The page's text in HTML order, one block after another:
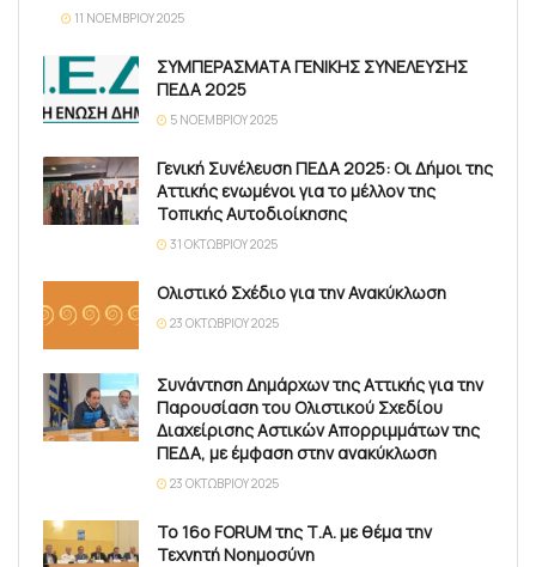
11 ΝΟΕΜΒΡΊΟΥ 2025
ΣΥΜΠΕΡΑΣΜΑΤΑ ΓΕΝΙΚΗΣ ΣΥΝΕΛΕΥΣΗΣ
ΠΕΔΑ 2025
5 ΝΟΕΜΒΡΊΟΥ 2025
Γενική Συνέλευση ΠΕΔΑ 2025: Οι Δήμοι της
Αττικής ενωμένοι για το μέλλον της
Τοπικής Αυτοδιοίκησης
31 ΟΚΤΩΒΡΊΟΥ 2025
Ολιστικό Σχέδιο για την Ανακύκλωση
23 ΟΚΤΩΒΡΊΟΥ 2025
Συνάντηση Δημάρχων της Αττικής για την
Παρουσίαση του Ολιστικού Σχεδίου
Διαχείρισης Αστικών Απορριμμάτων της
ΠΕΔΑ, με έμφαση στην ανακύκλωση
23 ΟΚΤΩΒΡΊΟΥ 2025
Το 16ο FORUM της Τ.Α. με θέμα την
Τεχνητή Νοημοσύνη